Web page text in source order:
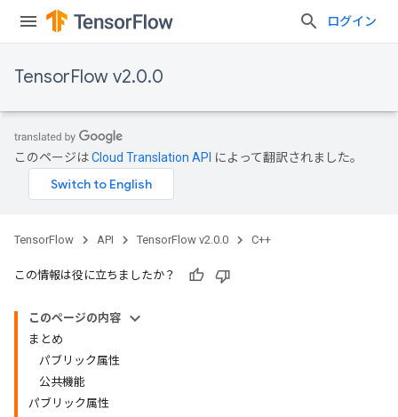
ログイン
TensorFlow v2.0.0
このページはCloud Translation API によって翻訳されました。
TensorFlow API TensorFlow v2.0.0 C++
この情報は役に立ちましたか？
このページの内容
まとめ
パブリック属性
公共機能
パブリック属性